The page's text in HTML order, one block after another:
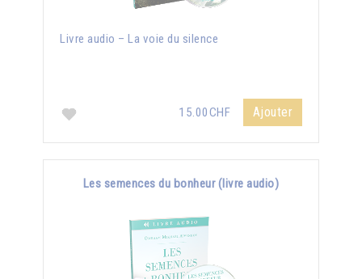
Livre audio – La voie du silence
15.00CHF Ajouter
Les semences du bonheur (livre audio)